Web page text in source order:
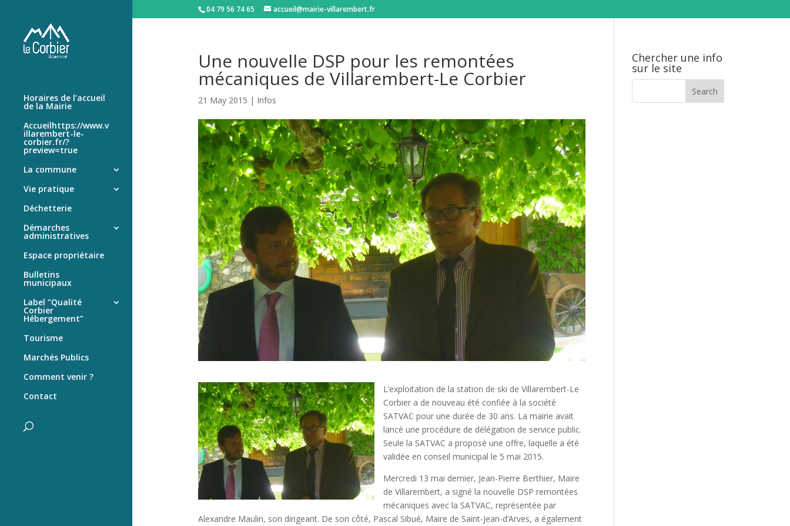
04 79 56 74 65 accueil@mairie-villarembert.fr
Horaires de l’accueil
de la Mairie
Accueilhttps://www.v
illarembert-le-
corbier.fr/?
preview=true
La commune
Vie pratique
Déchetterie
Démarches
administratives
Espace propriétaire
Bulletins
municipaux
Label “Qualité
Corbier
Hébergement”
Tourisme
Marchés Publics
Comment venir ?
Contact
Une nouvelle DSP pour les remontées
mécaniques de Villarembert-Le Corbier
21 May 2015 | Infos
L’exploitation de la station de ski de Villarembert-Le
Corbier a de nouveau été confiée à la société
SATVAC pour une durée de 30 ans. La mairie avait
lancé une procédure de délégation de service public.
Seule la SATVAC a proposé une offre, laquelle a été
validée en conseil municipal le 5 mai 2015.
Mercredi 13 mai dernier, Jean-Pierre Berthier, Maire
de Villarembert, a signé la nouvelle DSP remontées
mécaniques avec la SATVAC, représentée par
Alexandre Maulin, son dirigeant. De son côté, Pascal Sibué, Maire de Saint-Jean-d’Arves, a également
Chercher une info
sur le site